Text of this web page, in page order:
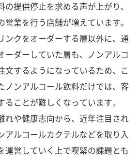
提供停止を求める声が上がり、
業を行う店舗が増えています。
ンクをオーダーする層以外に、通
ーダーしていた層も、ノンアルコ
文するようになっているため、こ
ノンアルコール飲料だけでは、客
ことが難しくなっています。
れや健康志向から、近年注目され
アルコールカクテルなどを取り入
運営していく上で喫緊の課題とも